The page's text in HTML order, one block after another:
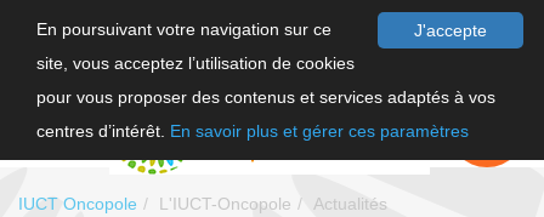
J'accepte
En poursuivant votre navigation sur ce
site, vous acceptez l’utilisation de cookies
pour vous proposer des contenus et services adaptés à vos
centres d’intérêt. En savoir plus et gérer ces paramètres
FAIRE UN
DON
IUCT Oncopole L'IUCT-Oncopole
Actualités